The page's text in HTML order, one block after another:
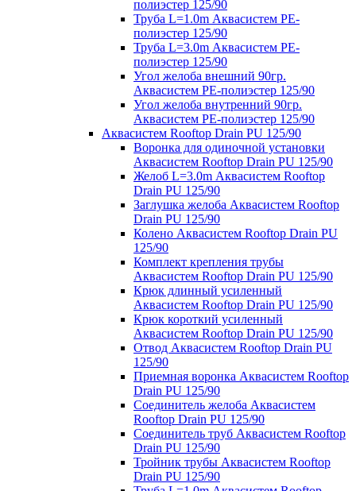
полиэстер 125/90
Труба L=1.0m Аквасистем PE-
полиэстер 125/90
Труба L=3.0m Аквасистем PE-
полиэстер 125/90
Угол желоба внешний 90гр.
Аквасистем PE-полиэстер 125/90
Угол желоба внутренний 90гр.
Аквасистем PE-полиэстер 125/90
Аквасистем Rooftop Drain PU 125/90
Воронка для одиночной установки
Аквасистем Rooftop Drain PU 125/90
Желоб L=3.0m Аквасистем Rooftop
Drain PU 125/90
Заглушка желоба Аквасистем Rooftop
Drain PU 125/90
Колено Аквасистем Rooftop Drain PU
125/90
Комплект крепления трубы
Аквасистем Rooftop Drain PU 125/90
Крюк длинный усиленный
Аквасистем Rooftop Drain PU 125/90
Крюк короткий усиленный
Аквасистем Rooftop Drain PU 125/90
Отвод Аквасистем Rooftop Drain PU
125/90
Приемная воронка Аквасистем Rooftop
Drain PU 125/90
Соединитель желоба Аквасистем
Rooftop Drain PU 125/90
Соединитель труб Аквасистем Rooftop
Drain PU 125/90
Тройник трубы Аквасистем Rooftop
Drain PU 125/90